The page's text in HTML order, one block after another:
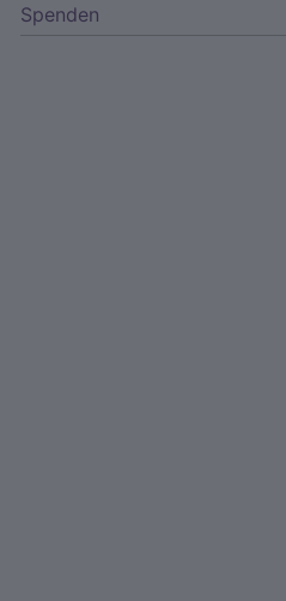
Spenden